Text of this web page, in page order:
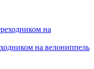
на велониппель